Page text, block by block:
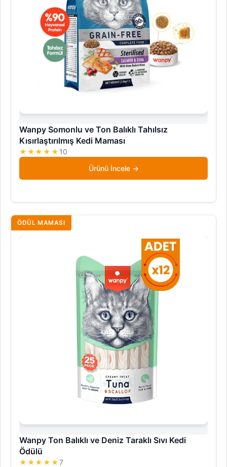
Wanpy Somonlu ve Ton Balıklı Tahılsız
Kısırlaştırılmış Kedi Maması
★★★★★ 10
Ürünü İncele
ÖDÜL MAMASI
Wanpy Ton Balıklı ve Deniz Taraklı Sıvı Kedi
Ödülü
★★★★★7